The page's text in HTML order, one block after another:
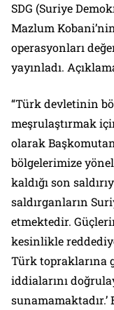
SDG (Suriye
Mazlum Kobani’nin
operasyonları
yayınladı.
“Türk devletinin
meşrulaştırmak
olarak
bölgelerimize
kaldığı son
saldırganların
etmektedir.
kesinlikle
Türk topraklarına
iddialarını